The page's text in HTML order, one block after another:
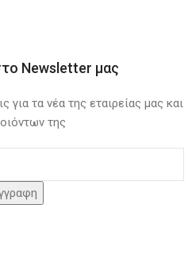
Newsletter μας
για τα νέα της εταιρείας μας και
της